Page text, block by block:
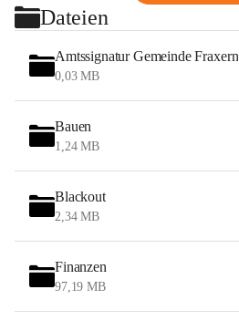
Dateien
Amtssignatur Gemeinde Fraxern
0,03 MB
Bauen
1,24 MB
Blackout
2,34 MB
Finanzen
97,19 MB